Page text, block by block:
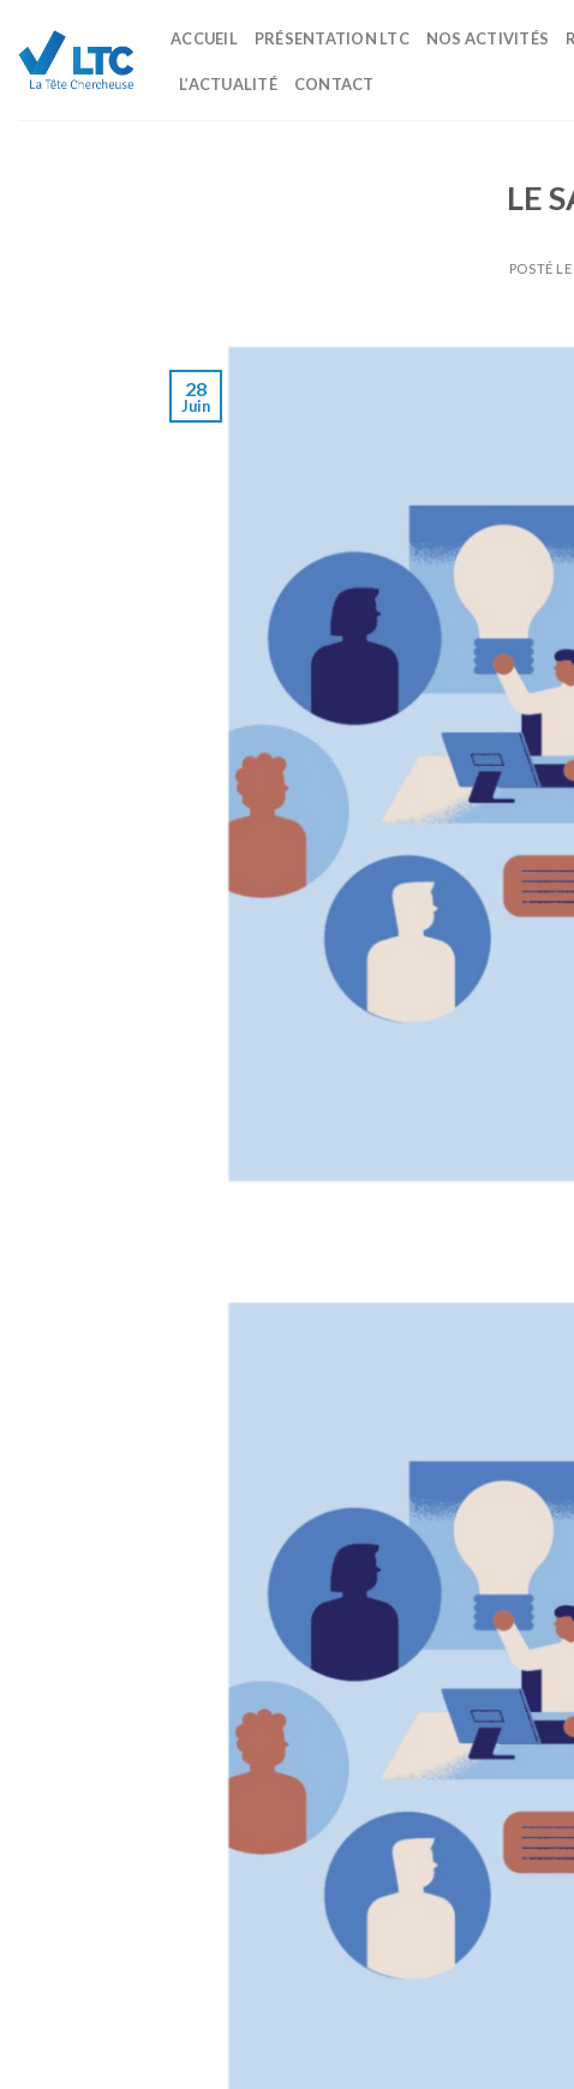
content
ACCUEIL PRÉSENTATION LTC NOS ACTIVITÉS
L’ACTUALITÉ CONTACT
LE
POSTÉ LE
28
Juin